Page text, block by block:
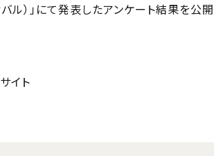
）」にて発表したアンケート結果を公
イト